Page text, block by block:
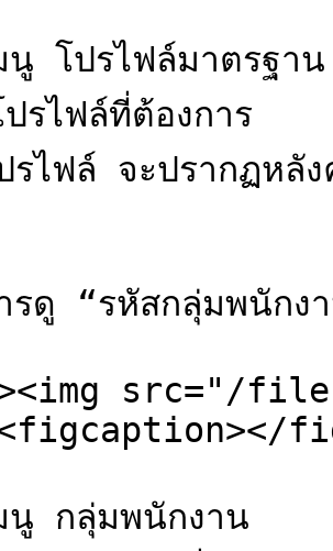
โปรไฟล์มาตรฐาน
รไฟล์ที่ต้องการ
ไฟล์ จะปรากฏหลั
รดู “รหัสกลุ่มพนักง
src="/files/
นู กลุ่มพนักงาน